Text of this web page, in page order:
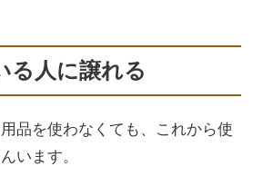
る人に譲れる
品を使わなくても、これから使
います。